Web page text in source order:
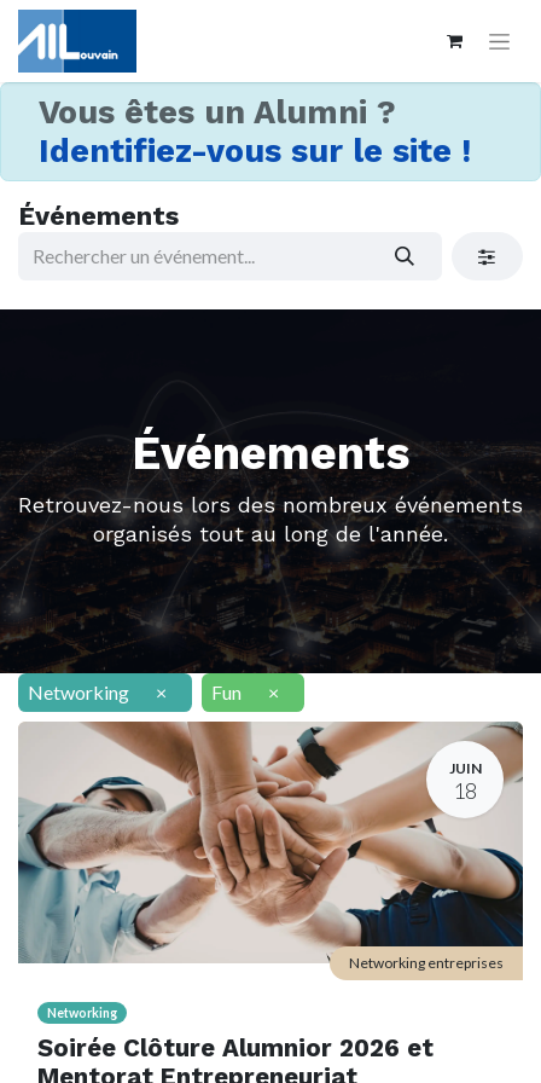
Vous êtes un Alumni ?
Identifiez-vous sur le site !
Événements
Événements
Retrouvez-nous lors des nombreux événements
organisés tout au long de l'année.
Networking × Fun ×
JUIN
18
Networking
Soirée Clôture Alumnior 2026 et
Networking entreprises